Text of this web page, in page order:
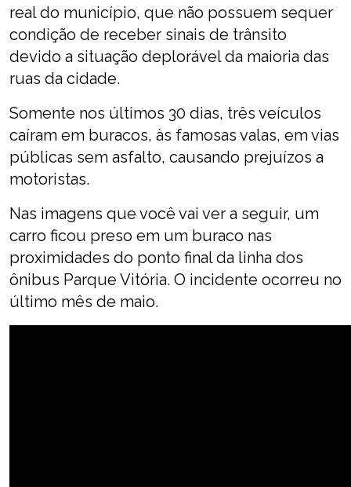
real do município, que não possuem sequer
condição de receber sinais de trânsito
devido a situação deplorável da maioria das
ruas da cidade.
Somente nos últimos 30 dias, três veículos
caíram em buracos, às famosas valas, em vias
públicas sem asfalto, causando prejuízos a
motoristas.
Nas imagens que você vai ver a seguir, um
carro ficou preso em um buraco nas
proximidades do ponto final da linha dos
ônibus Parque Vitória. O incidente ocorreu no
último mês de maio.